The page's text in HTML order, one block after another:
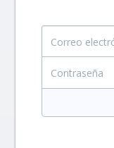
Correo electrónico